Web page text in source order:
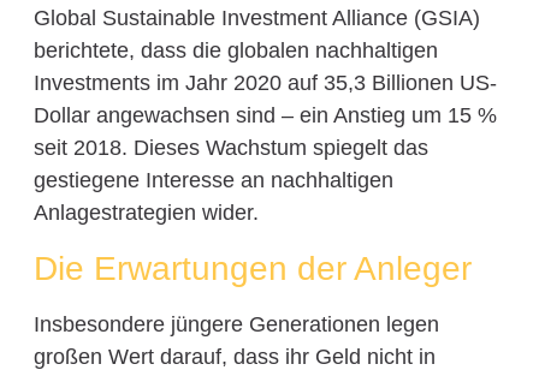
Global Sustainable Investment Alliance (GSIA)
berichtete, dass die globalen nachhaltigen
Investments im Jahr 2020 auf 35,3 Billionen US-
Dollar angewachsen sind – ein Anstieg um 15 %
seit 2018. Dieses Wachstum spiegelt das
gestiegene Interesse an nachhaltigen
Anlagestrategien wider.
Die Erwartungen der Anleger
Insbesondere jüngere Generationen legen
großen Wert darauf, dass ihr Geld nicht in